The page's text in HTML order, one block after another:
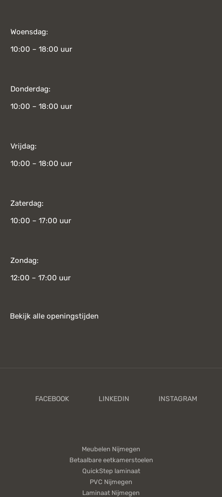
Woensdag:
10:00 – 18:00 uur
Donderdag:
10:00 – 18:00 uur
Vrijdag:
10:00 – 18:00 uur
Zaterdag:
10:00 – 17:00 uur
Zondag:
12:00 – 17:00 uur
Bekijk alle openingstijden
Meubelen Nijmegen
Betaalbare eetkamerstoelen
QuickStep laminaat
PVC Nijmegen
Laminaat Nijmegen